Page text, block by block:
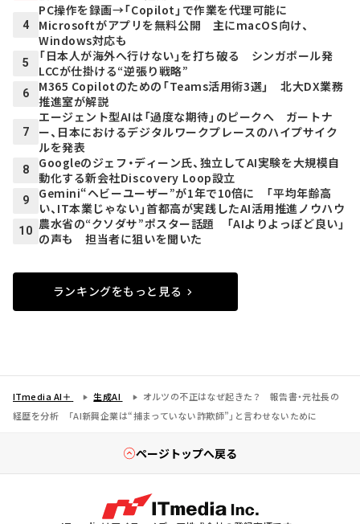
4
PC操作を録画→「Copilot」で作業を代理可能に
Microsoftがアプリを無料公開 主にmacOS向け、
Windows対応も
5
「日本人が海外へ行けない」を打ち破る シンガポール発
LCCが仕掛ける“逆張り戦略”
6
M365 Copilotのための「Teams活用術3選」 北大DX業務
推進室が解説
7
エージェント型AIは「過度な期待」のピークへ ガートナ
ー、日本におけるデジタルワークプレースのハイプサイク
ルを発表
8
Googleのジェフ・ディーン氏、独立してAI実験を大規模自
動化する新会社Discovery Loop設立
9
Gemini“ヘビーユーザー”が1年で10倍に 「平均年齢高
い、IT本業じゃない」首都高が実践したAI活用推進ノウハウ
10 農水省の“クソダサ”ポスター話題 「AIよりよっぽど良い」
の声も 担当者に狙いを聞いた
ランキングをもっと見る
ITmedia AI＋ 生成AI
オルツの不正はなぜ起きた？ 報告書・元社長の
経歴を分析 「AI新興企業は“捕まっていない詐欺師”」と言わせないために
ページトップへ戻る